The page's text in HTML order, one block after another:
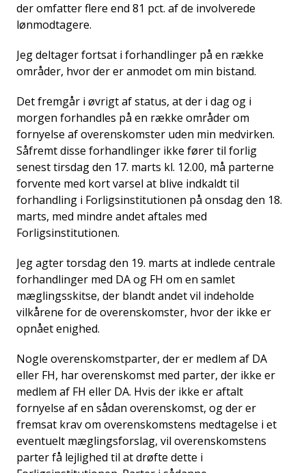
der omfatter flere end 81 pct. af de involverede
lønmodtagere.
Jeg deltager fortsat i forhandlinger på en række
områder, hvor der er anmodet om min bistand.
Det fremgår i øvrigt af status, at der i dag og i
morgen forhandles på en række områder om
fornyelse af overenskomster uden min medvirken.
Såfremt disse forhandlinger ikke fører til forlig
senest tirsdag den 17. marts kl. 12.00, må parterne
forvente med kort varsel at blive indkaldt til
forhandling i Forligsinstitutionen på onsdag den 18.
marts, med mindre andet aftales med
Forligsinstitutionen.
Jeg agter torsdag den 19. marts at indlede centrale
forhandlinger med DA og FH om en samlet
mæglingsskitse, der blandt andet vil indeholde
vilkårene for de overenskomster, hvor der ikke er
opnået enighed.
Nogle overenskomstparter, der er medlem af DA
eller FH, har overenskomst med parter, der ikke er
medlem af FH eller DA. Hvis der ikke er aftalt
fornyelse af en sådan overenskomst, og der er
fremsat krav om overenskomstens medtagelse i et
eventuelt mæglingsforslag, vil overenskomstens
parter få lejlighed til at drøfte dette i